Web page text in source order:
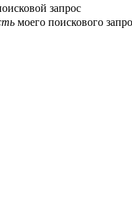
запрос
моего поискового